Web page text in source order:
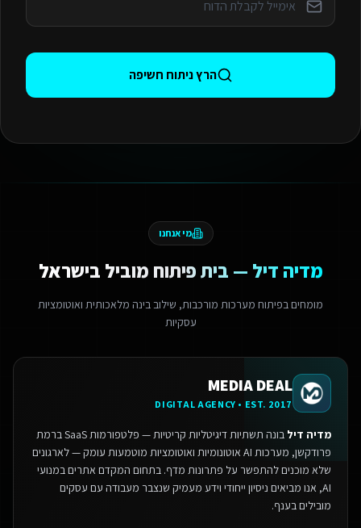
הרץ ניתוח חשיפה
מי אנחנו
מדיה דיל — בית פיתוח מוביל בישראל
מומחים בפיתוח מערכות מורכבות, שילוב בינה מלאכותית ואוטומציות
עסקיות
MEDIA DEAL
DIGITAL AGENCY • EST. 2017
מדיה דיל
בונה תשתיות דיגיטליות קריטיות — פלטפורמות SaaS ברמת
פרודקשן, מערכות AI אוטונומיות ואוטומציות מוטמעות עומק — לארגונים
שלא מוכנים להתפשר על פתרונות מדף. בתחום המקדם אתרים במנועי
AI, אנו מביאים ניסיון ייחודי וידע מעמיק שנצבר מעבודה עם עסקים
מובילים בענף.